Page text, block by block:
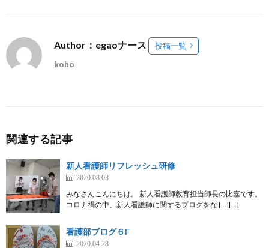
Author：egaoナース 投稿一覧
koho
関連する記事
新人看護師リフレッシュ研修
2020.08.03
みなさんこんにちは。 新人看護師教育担当師長の比嘉です。
コロナ禍の中、新人看護師に関するブログをな […][…]
看護部ブログ６F
2020.04.28